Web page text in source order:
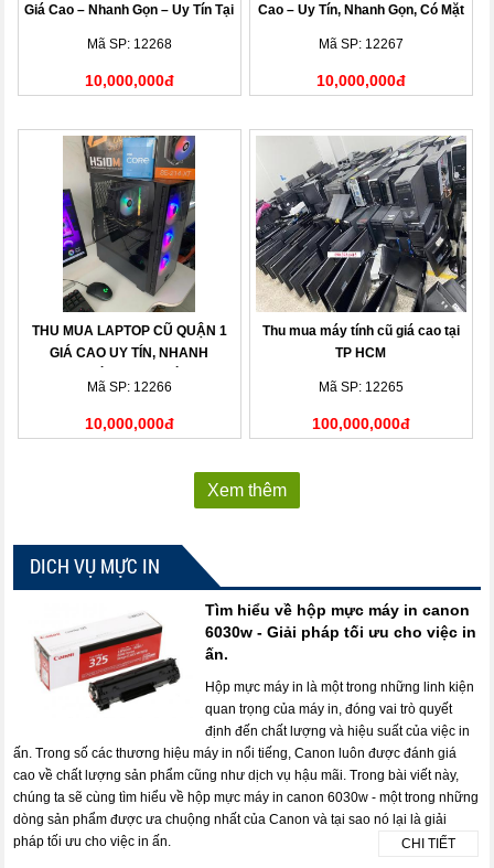
Giá Cao – Nhanh Gọn – Uy Tín Tại
Mã SP: 12268
10,000,000đ
Cao – Uy Tín, Nhanh Gọn, Có Mặt
Mã SP: 12267
10,000,000đ
THU MUA LAPTOP CŨ QUẬN 1
GIÁ CAO UY TÍN, NHANH
Mã SP: 12266
10,000,000đ
Thu mua máy tính cũ giá cao tại
TP HCM
Mã SP: 12265
100,000,000đ
Xem thêm
DICH VỤ MỰC IN
Tìm hiểu về hộp mực máy in canon
6030w - Giải pháp tối ưu cho việc in
ấn.
Hộp mực máy in là một trong những linh kiện
quan trọng của máy in, đóng vai trò quyết
định đến chất lượng và hiệu suất của việc in
ấn. Trong số các thương hiệu máy in nổi tiếng, Canon luôn được đánh giá
cao về chất lượng sản phẩm cũng như dịch vụ hậu mãi. Trong bài viết này,
chúng ta sẽ cùng tìm hiểu về hộp mực máy in canon 6030w - một trong những
dòng sản phẩm được ưa chuộng nhất của Canon và tại sao nó lại là giải
pháp tối ưu cho việc in ấn.
CHI TIẾT